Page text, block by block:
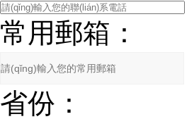
常用郵箱：
省份：